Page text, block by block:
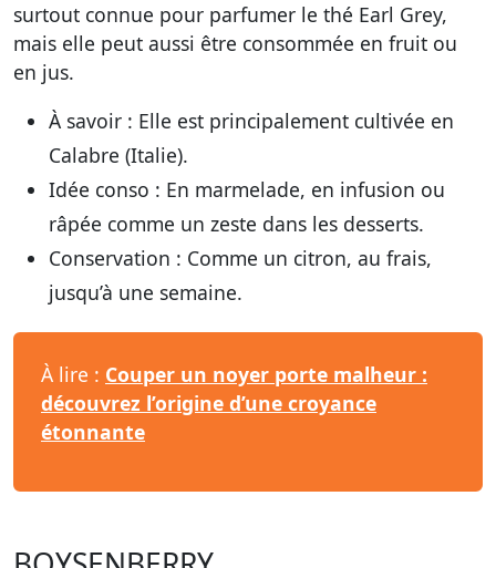
surtout connue pour parfumer le thé Earl Grey,
mais elle peut aussi être consommée en fruit ou
en jus.
À savoir : Elle est principalement cultivée en
Calabre (Italie).
Idée conso : En marmelade, en infusion ou
râpée comme un zeste dans les desserts.
Conservation : Comme un citron, au frais,
jusqu’à une semaine.
À lire : Couper un noyer porte malheur :
découvrez l’origine d’une croyance
étonnante